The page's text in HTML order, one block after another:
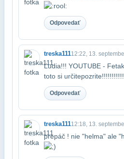
Odpovedať
treska11112:22, 13.
Ľudia!!! YOUTUBE -
toto si
Odpovedať
treska11112:18, 13.
prepáč ! nie "helma" ale